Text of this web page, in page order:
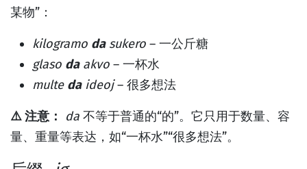
某物”：
kilogramo dasukero – 一公斤糖
glaso daakvo – 一杯水
multe daideoj– 很多想法
⚠️ 注意： da 不等于普通的“的”。它只用于数量、容
量、重量等表达，如“一杯水”“很多想法”。